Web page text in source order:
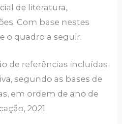
de literatura,
Com base nestes
o quadro a seguir:
de referências incluídas
segundo as bases de
em ordem de ano de
2021.